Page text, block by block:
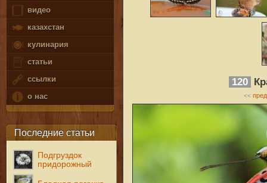
видео
казахстан
кулинария
статьи
ссылки
о нас
Последние статьи
Подгруздок
придорожный
120
<<